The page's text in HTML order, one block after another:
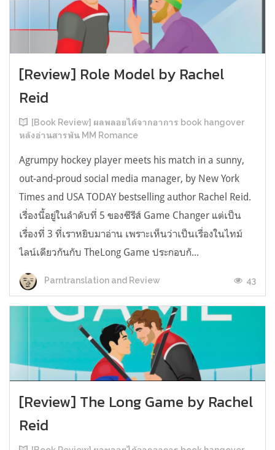
[Review] Role Model by Rachel
Reid
[Book Review] ผลพลอยได้จากอาการ book hangover
หลังอ่านสารพัน MM Romance
Agrumpy hockey player meets his match in a sunny,
out-and-proud social media manager, by New York
Times and USA TODAY bestselling author Rachel Reid.
เรื่องนี้อยู่ในลำดับที่ 5 ของซีรีส์ Game Changer แต่เป็น
เรื่องที่ 3 ที่เราหยิบมาอ่าน เพราะเห็นว่าเป็นเรื่องในไทม์
ไลน์เดียวกันกับ TheLong Game ประกอบกั...
Parntranslation and Review 43
[Review] The Long Game by Rachel
Reid